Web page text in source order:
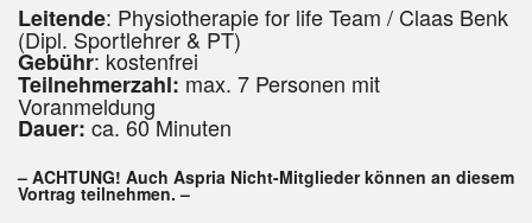
Leitende: Physiotherapie for life Team / Claas Benk
(Dipl. Sportlehrer & PT)
Gebühr: kostenfrei
Teilnehmerzahl: max. 7 Personen mit
Voranmeldung
Dauer: ca. 60 Minuten
– ACHTUNG! Auch Aspria Nicht-Mitglieder können an diesem
Vortrag teilnehmen. –